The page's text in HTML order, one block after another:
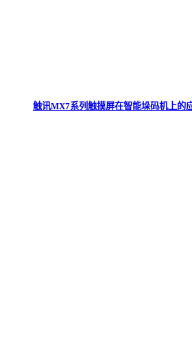
触讯MX7系列触摸屏在智能垛码机上的